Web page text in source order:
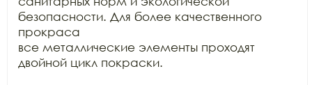
безопасности. Для более качественного
прокраса
все металлические элементы проходят
двойной цикл покраски.